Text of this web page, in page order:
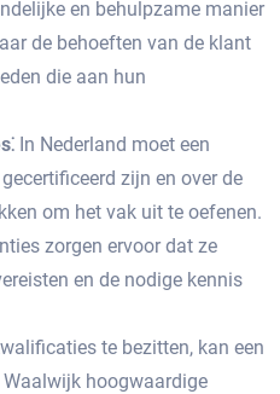
en behulpzame manier
de behoeften van de klant
die aan hun
In Nederland moet een
zijn en over de
om het vak uit te oefenen.​
zorgen ervoor dat ze
en de nodige kennis
te bezitten, kan een
hoogwaardige